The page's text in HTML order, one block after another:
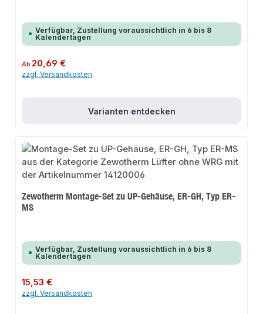
Verfügbar, Zustellung voraussichtlich in 6 bis 8
Kalendertagen
Regulärer Preis:
Ab 20,69 €
zzgl. Versandkosten
Varianten entdecken
Zewotherm Montage-Set zu UP-Gehäuse, ER-GH, Typ ER-
MS
Verfügbar, Zustellung voraussichtlich in 6 bis 8
Kalendertagen
Regulärer Preis:
15,53 €
zzgl. Versandkosten